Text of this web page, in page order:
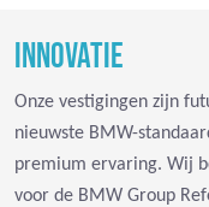
INNOVATIE
Onze vestigingen zijn
nieuwste BMW-
premium ervaring. Wij
voor de BMW Group